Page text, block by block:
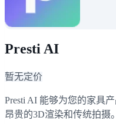
Presti AI
暂无定价
Presti AI 能够为您的家具
昂贵的3D渲染和传统拍摄。